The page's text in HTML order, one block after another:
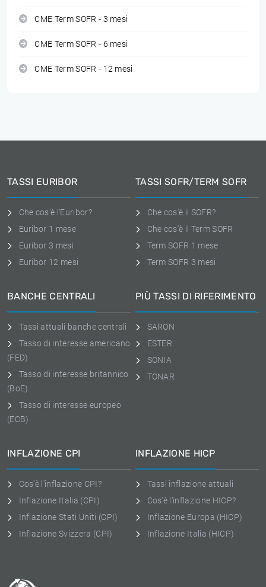
CME Term SOFR - 3 mesi
CME Term SOFR - 6 mesi
CME Term SOFR - 12 mesi
TASSI EURIBOR
Che cos'è l'Euribor?
Euribor 1 mese
Euribor 3 mesi
Euribor 12 mesi
TASSI SOFR/TERM SOFR
Che cos'è il SOFR?
Che cos'è il Term SOFR
Term SOFR 1 mese
Term SOFR 3 mesi
BANCHE CENTRALI
Tassi attuali banche centrali
Tasso di interesse americano
(FED)
Tasso di interesse britannico
(BoE)
Tasso di interesse europeo
(ECB)
PIÙ TASSI DI RIFERIMENTO
SARON
ESTER
SONIA
TONAR
INFLAZIONE CPI
Cos'è l'inflazione CPI?
Inflazione Italia (CPI)
Inflazione Stati Uniti (CPI)
Inflazione Svizzera (CPI)
INFLAZIONE HICP
Tassi inflazione attuali
Cos'è l'inflazione HICP?
Inflazione Europa (HICP)
Inflazione Italia (HICP)